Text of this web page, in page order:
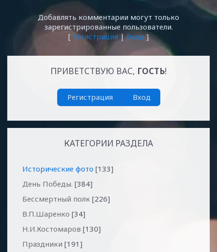
Добавлять комментарии могут только
зарегистрированные пользователи.
[ Регистрация|Вход]
ПРИВЕТСТВУЮ ВАС, ГОСТЬ!
Регистрация Вход
КАТЕГОРИИ РАЗДЕЛА
Исторические фото [133]
День Победы. [384]
Бессмертный полк [226]
В.П.Шаренко [34]
Н.И.Костомаров [130]
Праздники [191]